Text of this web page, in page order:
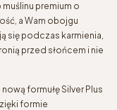
premium o
a Wam obojgu
się podczas karmienia,
przed słońcem i nie
formułę Silver Plus
formie